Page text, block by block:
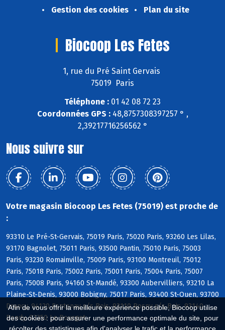
Afin de vous offrir la meilleure expérience possible, Biocoop utilise
des cookies : pour assurer une performance optimale du site, pour
Gestion des cookies
Plan du site
Biocoop Les Fetes
1, rue du Pré Saint Gervais
75019 Paris
Téléphone : 01 42 08 72 23
Coordonnées GPS :48,8757308397257 ° ,
2,39217716256562 °
Nous suivre sur
Votre magasin Biocoop Les Fetes (75019) est proche de
:
93310 Le Pré-St-Gervais, 75019 Paris, 75020 Paris, 93260 Les Lilas,
93170 Bagnolet, 75011 Paris, 93500 Pantin, 75010 Paris, 75003
Paris, 93230 Romainville, 75009 Paris, 93100 Montreuil, 75012
Paris, 75018 Paris, 75002 Paris, 75001 Paris, 75004 Paris, 75007
Paris, 75008 Paris, 94160 St-Mandé, 93300 Aubervilliers, 93210 La
Plaine-St-Denis, 93000 Bobigny, 75017 Paris, 93400 St-Ouen, 93700
Drancy, 94120 Fontenay s/s Bois, 93110 Rosny s/s Bois, 93140
Bondy, 93350 Le Bourget